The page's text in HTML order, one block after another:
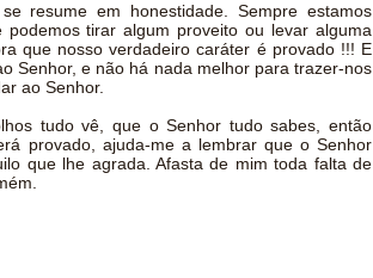
resume em honestidade. Sempre estamos
tirar algum proveito ou levar alguma
que nosso verdadeiro caráter é provado !!! E
Senhor, e não há nada melhor para trazer-nos
ao Senhor.
tudo vê, que o Senhor tudo sabes, então
provado, ajuda-me a lembrar que o Senhor
que lhe agrada. Afasta de mim toda falta de